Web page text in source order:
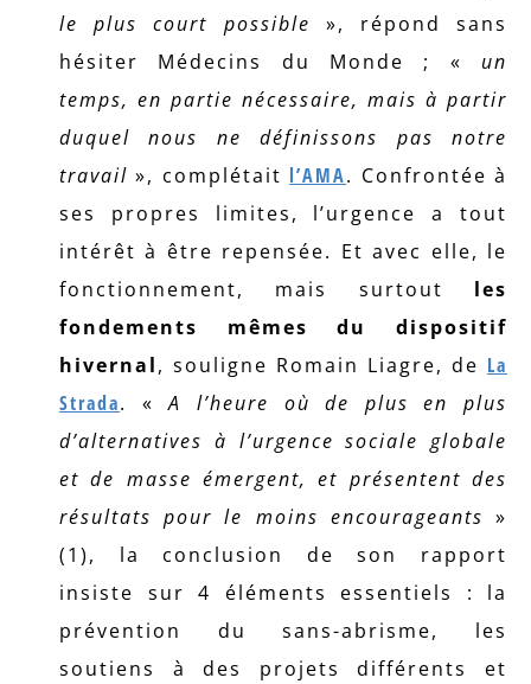
le plus court possible », répond sans
hésiter Médecins du Monde ; « un
temps, en partie nécessaire, mais à partir
duquel nous ne définissons pas notre
travail », complétait l’AMA. Confrontée à
ses propres limites, l’urgence a tout
intérêt à être repensée. Et avec elle, le
fonctionnement, mais surtout les
fondements mêmes du dispositif
hivernal, souligne Romain Liagre, de La
Strada. «A l’heure où de plus en plus
d’alternatives à l’urgence sociale globale
et de masse émergent, et présentent des
résultats pour le moins encourageants »
(1), la conclusion de son rapport
insiste sur 4 éléments essentiels : la
prévention du sans-abrisme, les
soutiens à des projets différents et